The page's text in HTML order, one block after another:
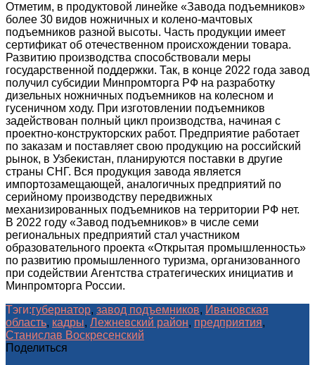
Отметим, в продуктовой линейке «Завода подъемников»
более 30 видов ножничных и колено-мачтовых
подъемников разной высоты. Часть продукции имеет
сертификат об отечественном происхождении товара.
Развитию производства способствовали меры
государственной поддержки. Так, в конце 2022 года завод
получил субсидии Минпромторга РФ на разработку
дизельных ножничных подъемников на колесном и
гусеничном ходу. При изготовлении подъемников
задействован полный цикл производства, начиная с
проектно-конструкторских работ. Предприятие работает
по заказам и поставляет свою продукцию на российский
рынок, в Узбекистан, планируются поставки в другие
страны СНГ. Вся продукция завода является
импортозамещающей, аналогичных предприятий по
серийному производству передвижных
механизированных подъемников на территории РФ нет.
В 2022 году «Завод подъемников» в числе семи
региональных предприятий стал участником
образовательного проекта «Открытая промышленность»
по развитию промышленного туризма, организованного
при содействии Агентства стратегических инициатив и
Минпромторга России.
Тэги:губернатор, завод подъемников, Ивановская
область, кадры, Лежневский район, предприятия,
Станислав Воскресенский
Поделиться